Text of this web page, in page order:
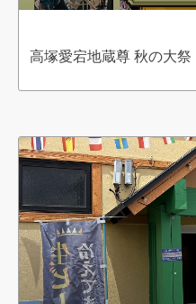
高塚愛宕地蔵尊 秋の大